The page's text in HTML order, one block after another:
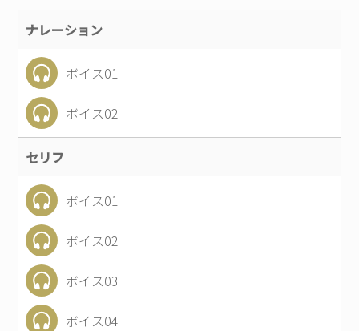
ナレーション
ボイス01
ボイス02
セリフ
ボイス01
ボイス02
ボイス03
ボイス04